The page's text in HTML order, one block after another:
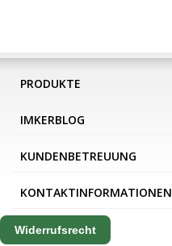
PRODUKTE
IMKERBLOG
KUNDENBETREUUNG
KONTAKTINFORMATIONEN
Widerrufsrecht